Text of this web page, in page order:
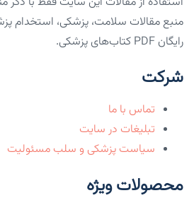
منبع مقالات سلامت، پزشکی، استخدام
رایگان PDF کتاب‌های پزشکی.
شرکت
تماس با ما
تبلیغات در سایت
سیاست پزشکی و سلب مسئولیت
محصولات ویژه